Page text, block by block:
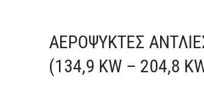
ΑΕΡΌΨΥΚΤΕΣ
(134,9 KW – 204,8